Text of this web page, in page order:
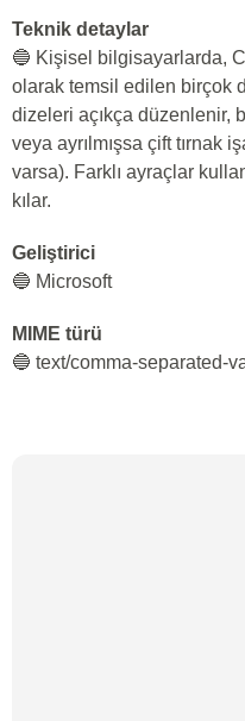
Teknik detaylar
🔵 Kişisel bilgisayarlarda,
olarak temsil edilen birçok
dizeleri açıkça düzenlenir,
veya ayrılmışsa çift tırnak
varsa). Farklı ayraçlar
kılar.
Geliştirici
🔵 Microsoft
MIME türü
🔵 text/comma-separated-